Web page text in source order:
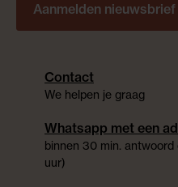
Aanmelden nieuwsbrief
Contact
We helpen je graag
Whatsapp met een
binnen 30 min.
uur)